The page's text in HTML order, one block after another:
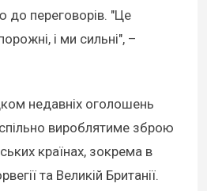
до переговорів. "Це
і ми сильні", –
недавніх оголошень
вироблятиме зброю
країнах, зокрема в
та Великій Британії.